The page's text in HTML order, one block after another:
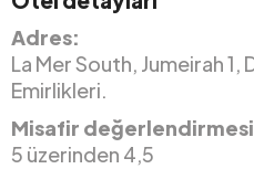
Adres:
La Mer South, Jumeirah 1,
Emirlikleri.
Misafir
5 üzerinden 4,5